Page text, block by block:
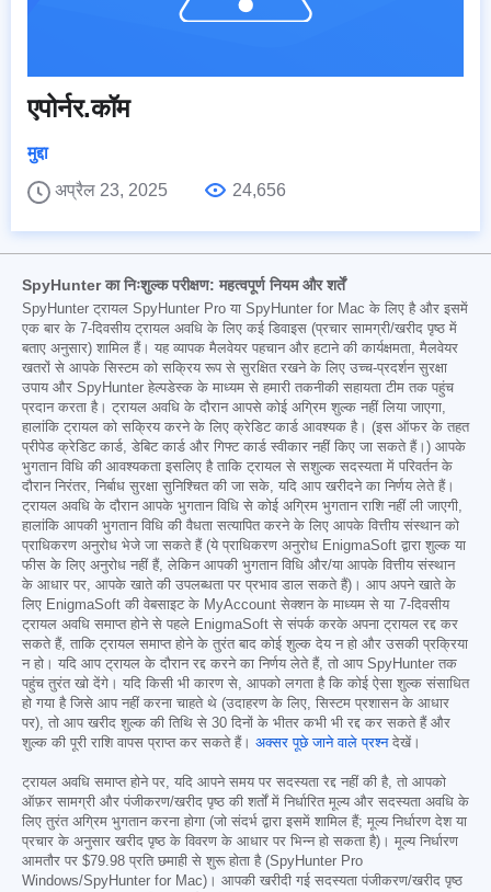
एपोर्नर.कॉम
मुद्दा
अप्रैल 23, 2025
24,656
SpyHunter का निःशुल्क परीक्षण: महत्वपूर्ण नियम और शर्तें
SpyHunter ट्रायल SpyHunter Pro या SpyHunter for Mac के लिए है और इसमें
एक बार के 7-दिवसीय ट्रायल अवधि के लिए कई डिवाइस (प्रचार सामग्री/खरीद पृष्ठ में
बताए अनुसार) शामिल हैं। यह व्यापक मैलवेयर पहचान और हटाने की कार्यक्षमता, मैलवेयर
खतरों से आपके सिस्टम को सक्रिय रूप से सुरक्षित रखने के लिए उच्च-प्रदर्शन सुरक्षा
उपाय और SpyHunter हेल्पडेस्क के माध्यम से हमारी तकनीकी सहायता टीम तक पहुंच
प्रदान करता है। ट्रायल अवधि के दौरान आपसे कोई अग्रिम शुल्क नहीं लिया जाएगा,
हालांकि ट्रायल को सक्रिय करने के लिए क्रेडिट कार्ड आवश्यक है। (इस ऑफर के तहत
प्रीपेड क्रेडिट कार्ड, डेबिट कार्ड और गिफ्ट कार्ड स्वीकार नहीं किए जा सकते हैं।) आपके
भुगतान विधि की आवश्यकता इसलिए है ताकि ट्रायल से सशुल्क सदस्यता में परिवर्तन के
दौरान निरंतर, निर्बाध सुरक्षा सुनिश्चित की जा सके, यदि आप खरीदने का निर्णय लेते हैं।
ट्रायल अवधि के दौरान आपके भुगतान विधि से कोई अग्रिम भुगतान राशि नहीं ली जाएगी,
हालांकि आपकी भुगतान विधि की वैधता सत्यापित करने के लिए आपके वित्तीय संस्थान को
प्राधिकरण अनुरोध भेजे जा सकते हैं (ये प्राधिकरण अनुरोध EnigmaSoft द्वारा शुल्क या
फीस के लिए अनुरोध नहीं हैं, लेकिन आपकी भुगतान विधि और/या आपके वित्तीय संस्थान
के आधार पर, आपके खाते की उपलब्धता पर प्रभाव डाल सकते हैं)। आप अपने खाते के
लिए EnigmaSoft की वेबसाइट के MyAccount सेक्शन के माध्यम से या 7-दिवसीय
ट्रायल अवधि समाप्त होने से पहले EnigmaSoft से संपर्क करके अपना ट्रायल रद्द कर
सकते हैं, ताकि ट्रायल समाप्त होने के तुरंत बाद कोई शुल्क देय न हो और उसकी प्रक्रिया
न हो। यदि आप ट्रायल के दौरान रद्द करने का निर्णय लेते हैं, तो आप SpyHunter तक
पहुंच तुरंत खो देंगे। यदि किसी भी कारण से, आपको लगता है कि कोई ऐसा शुल्क संसाधित
हो गया है जिसे आप नहीं करना चाहते थे (उदाहरण के लिए, सिस्टम प्रशासन के आधार
पर), तो आप खरीद शुल्क की तिथि से 30 दिनों के भीतर कभी भी रद्द कर सकते हैं और
शुल्क की पूरी राशि वापस प्राप्त कर सकते हैं। अक्सर पूछे जाने वाले प्रश्नदेखें।
ट्रायल अवधि समाप्त होने पर, यदि आपने समय पर सदस्यता रद्द नहीं की है, तो आपको
ऑफ़र सामग्री और पंजीकरण/खरीद पृष्ठ की शर्तों में निर्धारित मूल्य और सदस्यता अवधि के
लिए तुरंत अग्रिम भुगतान करना होगा (जो संदर्भ द्वारा इसमें शामिल हैं; मूल्य निर्धारण देश या
प्रचार के अनुसार खरीद पृष्ठ के विवरण के आधार पर भिन्न हो सकता है)। मूल्य निर्धारण
आमतौर पर $79.98 प्रति छमाही से शुरू होता है (SpyHunter Pro
Windows/SpyHunter for Mac)। आपकी खरीदी गई सदस्यता पंजीकरण/खरीद पृष्ठ